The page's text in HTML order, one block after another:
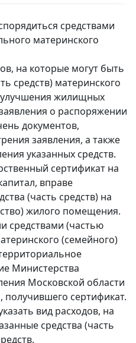
средствами
материнского
на которые могут быть
средств) материнского
улучшения жилищных
о распоряжении
документов,
заявления, а также
указанных средств.
сертификат на
вправе
(часть средств) на
жилого помещения.
средствами (частью
(семейного)
Министерства
Московской области
получившего сертификат.
вид расходов, на
средства (часть